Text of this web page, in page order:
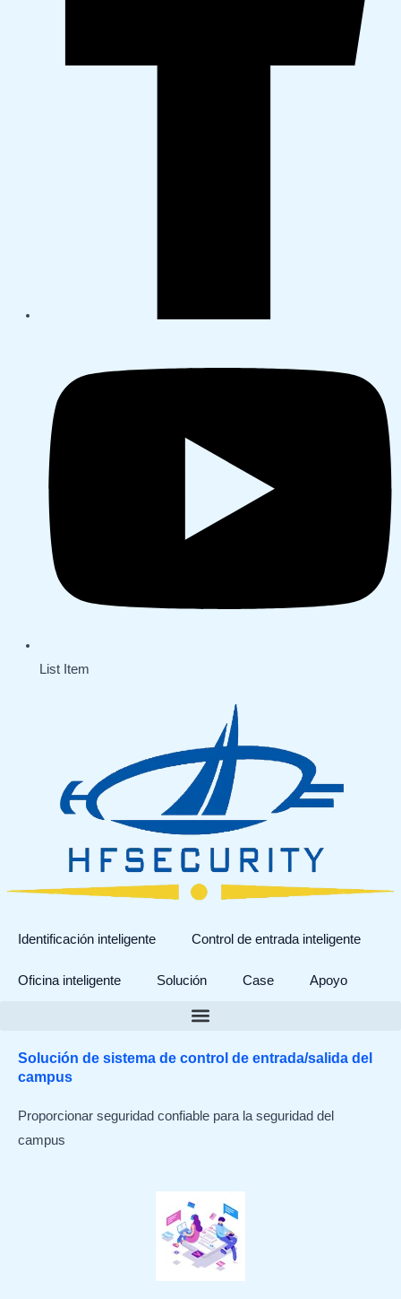
List Item
Identificación inteligente Control de entrada inteligente
Oficina inteligente Solución Case Apoyo
Solución de sistema de control de entrada/salida del
campus
Proporcionar seguridad confiable para la seguridad del
campus